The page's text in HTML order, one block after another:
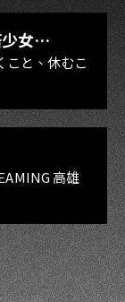
女
と、休むこ
高雄